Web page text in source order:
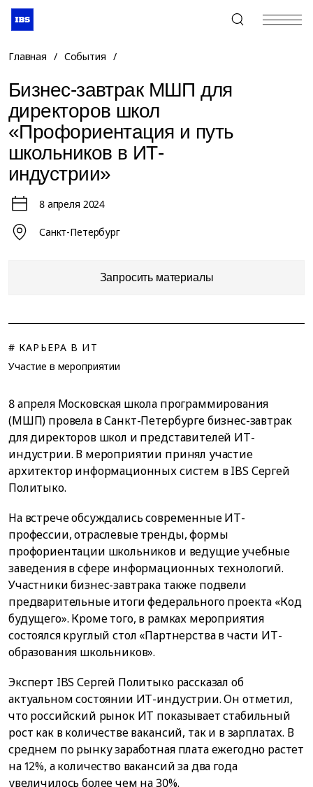
+7 (495) 967-80-80
Главная / События /
Бизнес-завтрак МШП для
директоров школ
«Профориентация и путь
школьников в ИТ-
индустрии»
8 апреля 2024
Санкт-Петербург
Запросить материалы
# КАРЬЕРА В ИТ
Участие в мероприятии
8 апреля Московская школа программирования
(МШП) провела в Санкт-Петербурге бизнес-завтрак
для директоров школ и представителей ИТ-
индустрии. В мероприятии принял участие
архитектор информационных систем в IBS Сергей
Политыко.
На встрече обсуждались современные ИТ-
профессии, отраслевые тренды, формы
профориентации школьников и ведущие учебные
заведения в сфере информационных технологий.
Участники бизнес-завтрака также подвели
предварительные итоги федерального проекта «Код
будущего». Кроме того, в рамках мероприятия
состоялся круглый стол «Партнерства в части ИТ-
образования школьников».
Эксперт IBS Сергей Политыко рассказал об
актуальном состоянии ИТ-индустрии. Он отметил,
что российский рынок ИТ показывает стабильный
рост как в количестве вакансий, так и в зарплатах. В
среднем по рынку заработная плата ежегодно растет
на 12%, а количество вакансий за два года
увеличилось более чем на 30%.